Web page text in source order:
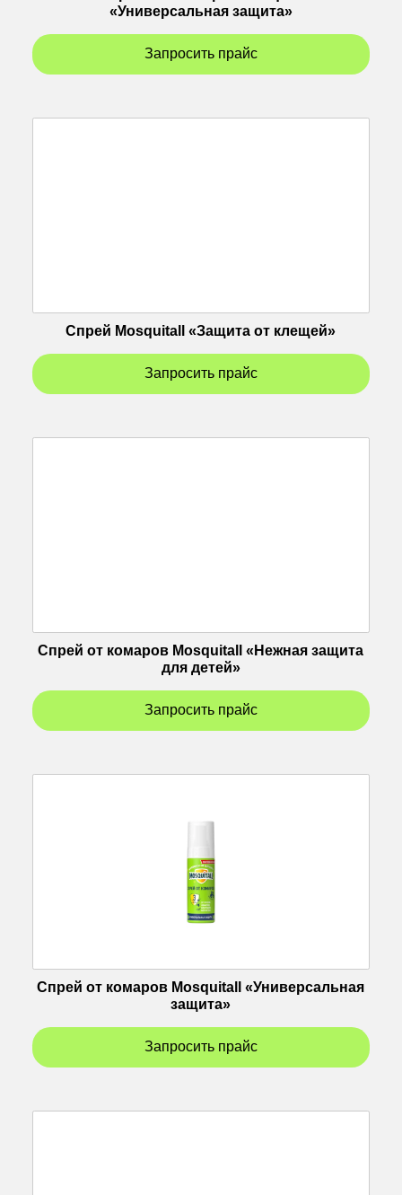
«Универсальная защита»
Запросить прайс
Спрей Mosquitall «Защита от клещей»
Запросить прайс
Спрей от комаров Mosquitall «Нежная защита
для детей»
Запросить прайс
Спрей от комаров Mosquitall «Универсальная
защита»
Запросить прайс